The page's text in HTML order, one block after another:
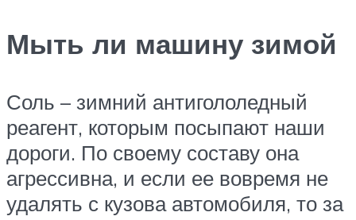
Мыть ли машину зимой
Соль – зимний антигололедный
реагент, которым посыпают наши
дороги. По своему составу она
агрессивна, и если ее вовремя не
удалять с кузова автомобиля, то за